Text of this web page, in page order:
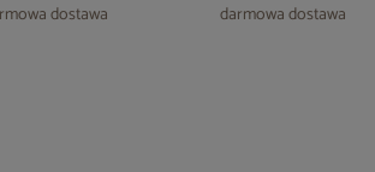
dostawa darmowa dostawa